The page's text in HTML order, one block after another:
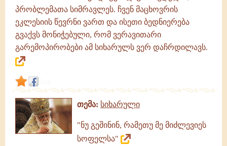
პრობლემათა სიმრავლეს. ჩვენ მაცხოვრის
ეკლესიის წევრნი ვართ და ისეთი ბედნიერება
გვაქვს მონიჭებული, რომ ვერავითარი
გარემოპირობები ამ სიხარულს ვერ დაჩრდილავს.
თემა: სიხარული
"ნუ გეშინინ, რამეთუ მე მიძლევიეს
სოფელსა"